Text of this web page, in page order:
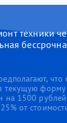
техники
что
текущую
на 1500
от